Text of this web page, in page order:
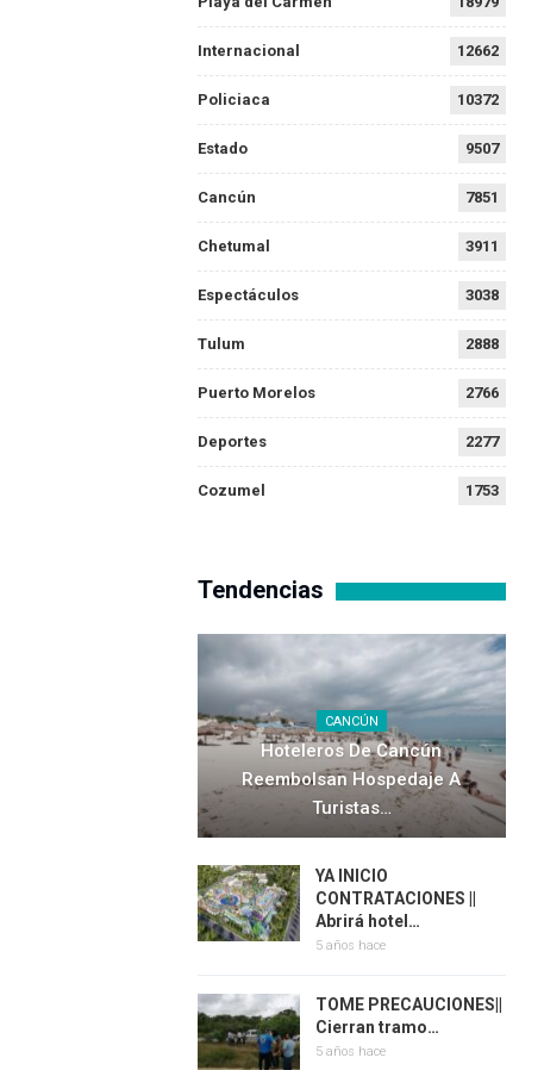
Internacional 12662
Policiaca 10372
Estado 9507
Cancún 7851
Chetumal 3911
Espectáculos 3038
Tulum 2888
Puerto Morelos 2766
Deportes 2277
Cozumel 1753
Tendencias
CANCÚN
Hoteleros De Cancún
Reembolsan Hospedaje A
Turistas…
YA INICIO
CONTRATACIONES ||
Abrirá hotel…
5 años hace
TOME PRECAUCIONES||
Cierran tramo…
5 años hace